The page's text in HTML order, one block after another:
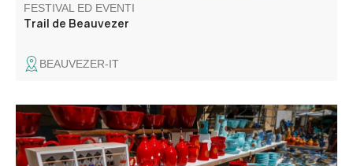
FESTIVAL ED EVENTI
Trail de Beauvezer
BEAUVEZER-IT
Il mercato tradizionale con le sue bancarelle colorate è un
evento da non perdere.